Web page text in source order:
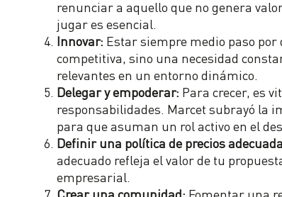
renunciar a aquello que no genera
jugar es esencial.
Innovar: Estar siempre medio paso
competitiva, sino una necesidad
relevantes en un entorno dinámico.
Delegar y empoderar: Para crecer, es
responsabilidades. Marcet subrayó la
para que asuman un rol activo en el
Definir una política de precios
adecuado refleja el valor de tu
empresarial.
Crear una comunidad: Fomentar una